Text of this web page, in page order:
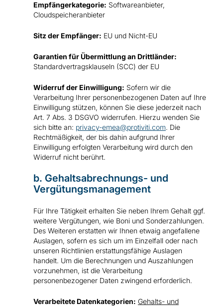
Empfängerkategorie: Softwareanbieter,
Cloudspeicheranbieter
Sitz der Empfänger: EU und Nicht-EU
Garantien für Übermittlung an Drittländer:
Standardvertragsklauseln (SCC) der EU
Widerruf der Einwilligung: Sofern wir die
Verarbeitung Ihrer personenbezogenen Daten auf Ihre
Einwilligung stützen, können Sie diese jederzeit nach
Art. 7 Abs. 3 DSGVO widerrufen. Hierzu wenden Sie
sich bitte an: privacy-emea@protiviti.com. Die
Rechtmäßigkeit, der bis dahin aufgrund Ihrer
Einwilligung erfolgten Verarbeitung wird durch den
Widerruf nicht berührt.
b. Gehaltsabrechnungs- und
Vergütungsmanagement
Für Ihre Tätigkeit erhalten Sie neben Ihrem Gehalt ggf.
weitere Vergütungen, wie Boni und Sonderzahlungen.
Des Weiteren erstatten wir Ihnen etwaig angefallene
Auslagen, sofern es sich um im Einzelfall oder nach
unseren Richtlinien erstattungsfähige Auslagen
handelt. Um die Berechnungen und Auszahlungen
vorzunehmen, ist die Verarbeitung
personenbezogener Daten zwingend erforderlich.
Verarbeitete Datenkategorien: Gehalts- und